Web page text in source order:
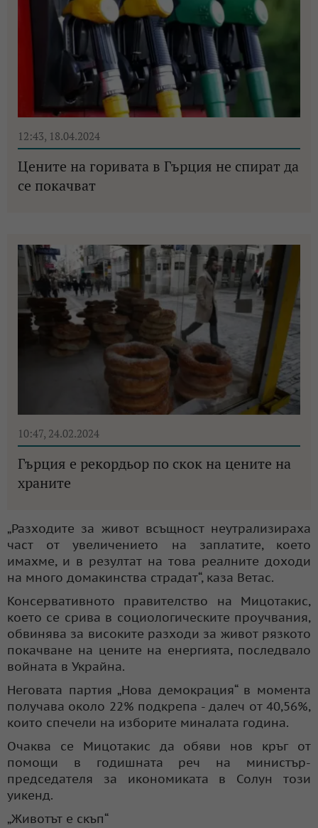
12:43, 18.04.2024
Цените на горивата в Гърция не спират да
се покачват
10:47, 24.02.2024
Гърция е рекордьор по скок на цените на
храните
„Разходите за живот всъщност неутрализираха
част от увеличението на заплатите, което
имахме, и в резултат на това реалните доходи
на много домакинства страдат“, каза Ветас.
Консервативното правителство на Мицотакис,
което се срива в социологическите проучвания,
обвинява за високите разходи за живот рязкото
покачване на цените на енергията, последвало
войната в Украйна.
Неговата партия „Нова демокрация“ в момента
получава около 22% подкрепа - далеч от 40,56%,
които спечели на изборите миналата година.
Очаква се Мицотакис да обяви нов кръг от
помощи в годишната реч на министър-
председателя за икономиката в Солун този
уикенд.
„Животът е скъп“